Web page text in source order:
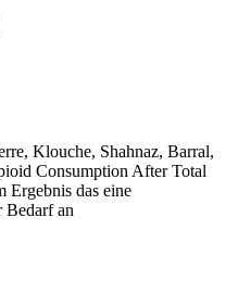
Klouche, Shahnaz, Barral,
Consumption After Total
Ergebnis das eine
Bedarf an